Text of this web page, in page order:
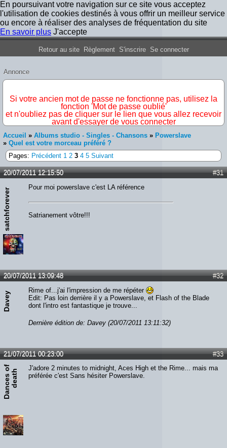
En poursuivant votre navigation sur ce site vous acceptez
l'utilisation de cookies destinés à vous offrir un meilleur service
ou encore à réaliser des analyses de fréquentation du site
En savoir plus J'accepte
Forum Iron Maiden France
Retour au site Règlement S'inscrire Se connecter
Annonce
Si votre ancien mot de passe ne fonctionne pas, utilisez la
fonction 'Mot de passe oublié'
et n'oubliez pas de cliquer sur le lien que vous allez recevoir
avant d'essayer de vous connecter
Accueil » Albums studio - Singles - Chansons » Powerslave
» Quel est votre morceau préféré ?
Pages: Précédent 1 2 3 4 5 Suivant
#31
20/07/2011 12:15:50
satchforever
Pour moi powerslave c'est LA référence
Satrianement vôtre!!!
#32
20/07/2011 13:09:48
Davey
Rime of...j'ai l'impression de me répéter
Edit: Pas loin derrière il y a Powerslave, et Flash of the Blade
dont l'intro est fantastique je trouve...
Dernière édition de: Davey (20/07/2011 13:11:32)
#33
21/07/2011 00:23:00
D
a
n
c
e
s
o
f
d
e
a
th
J'adore 2 minutes to midnight, Aces High et the Rime... mais ma
préférée c'est Sans hésiter Powerslave.